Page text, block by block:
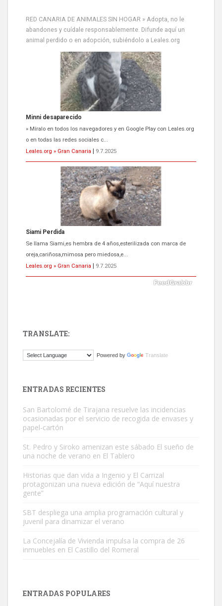
RED CANARIA DE ANIMALES SIN HOGAR » Adopta, no le
abandones y cuídale responsablemente. Difunde aquí un
animal perdido o en adopción, subiéndolo a Leales.org
Siami Perdida
Se llama Siami,es hembra de 4 años,esterilizada con marca de
oreja,cariñosa,mimosa pero miedosa,e...
Leales.org » Gran Canaria
9.7.2025
ADOPCIÓN URGENTE GATA TEROR GRAN CANARIA
El ayuntamiento se va a llevar a Los Gatos callejeros de la zona los
próximos días, ella incluida...
Leales.org » Gran Canaria
9.7.2025
Este gato macho ha aparecido en la calle hace menos de un mes,
Busco adopción responsable para mi perra. Pastor alemán,
hembra, 4 años. Por motivos personales ...
Leales.org » Gran Canaria
TRANSLATE:
Powered by Translate
ENTRADAS RECIENTES
San Bartolomé de Tirajana resuelve las incidencias
ocasionadas por el servicio de recogida de envases y
papel-cartón
St. Pedro y Siroko amenizan este sábado El sueño de
una noche de verano en El Tablero
Historias que dan vida a Ingenio y El Carrizal
protagonizan una nueva edición de “Aquí nuestra
gente”
SBT despliega una amplia programación cultural y
juvenil para dinamizar el verano
La Concejalía de Vivienda impulsa la compra de 26
inmuebles en El Castillo del Romeral
ENTRADAS POPULARES